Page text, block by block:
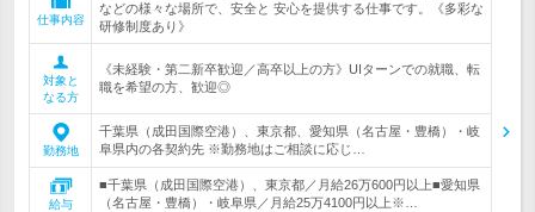
仕事内容
などの様々な場所で、安全と 安心を提供する仕事です。《多彩な
研修制度あり》
対象と
なる方
《未経験・第二新卒歓迎／高卒以上の方》UIターンでの就職、転
職を希望の方、歓迎◎
勤務地
千葉県（成田国際空港）、東京都、愛知県（名古屋・豊橋）・岐
阜県内の各契約先 ※勤務地はご相談に応じ…
給与
■千葉県（成田国際空港）、東京都／月給26万600円以上■愛知県
（名古屋・豊橋）・岐阜県／月給25万4100円以上※…